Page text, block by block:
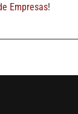
Empresas!